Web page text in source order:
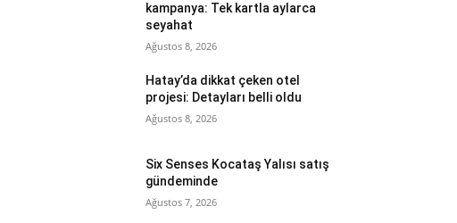
kampanya: Tek kartla aylarca
seyahat
Ağustos 8, 2026
Hatay’da dikkat çeken otel
projesi: Detayları belli oldu
Ağustos 8, 2026
Six Senses Kocataş Yalısı satış
gündeminde
Ağustos 7, 2026